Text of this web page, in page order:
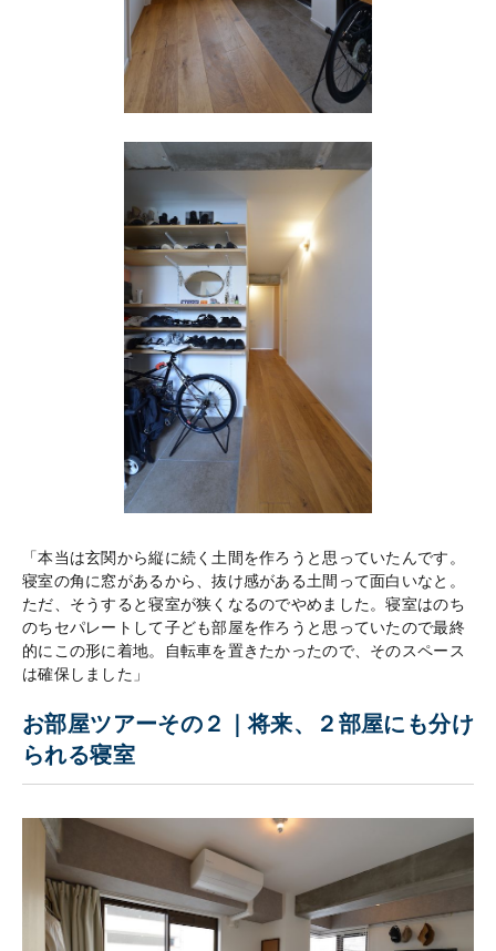
「本当は玄関から縦に続く土間を作ろうと思っていたんです。
寝室の角に窓があるから、抜け感がある土間って面白いなと。
ただ、そうすると寝室が狭くなるのでやめました。寝室はのち
のちセパレートして子ども部屋を作ろうと思っていたので最終
的にこの形に着地。自転車を置きたかったので、そのスペース
は確保しました」
お部屋ツアーその２｜将来、２部屋にも分け
られる寝室